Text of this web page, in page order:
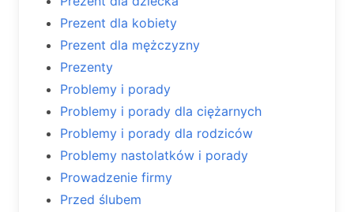
Prezent dla kobiety
Prezent dla mężczyzny
Prezenty
Problemy i porady
Problemy i porady dla ciężarnych
Problemy i porady dla rodziców
Problemy nastolatków i porady
Prowadzenie firmy
Przed ślubem